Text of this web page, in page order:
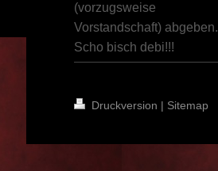
(vorzugsweise
Vorstandschaft) abgeben.
Scho bisch debi!!!
Druckversion | Sitemap